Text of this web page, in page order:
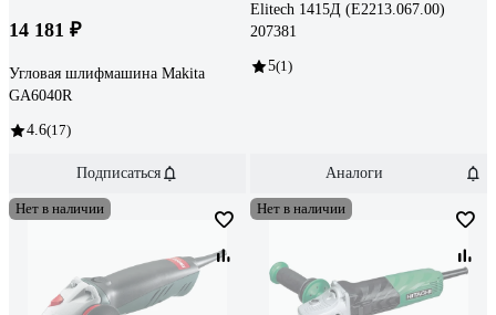
14 181 ₽
Угловая шлифмашина Makita
GA6040R
4.6(17)
Подписаться
Elitech 1415Д (E2213.067.00)
207381
5(1)
Аналоги
Нет в наличии Нет в наличии